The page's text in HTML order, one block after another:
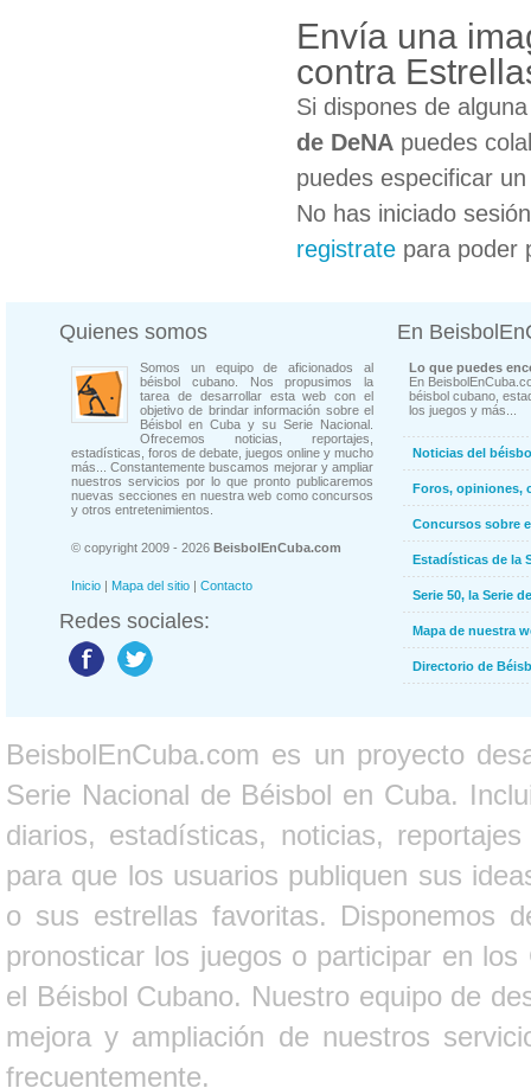
Envía una
contra
Si dispones de
de DeNA puedes
puedes especificar
No has iniciado
registrate para poder
Quienes somos
Somos un equipo de aficionados al
béisbol cubano. Nos propusimos la
tarea de desarrollar esta web con el
objetivo de brindar información sobre el
Béisbol en Cuba y su Serie Nacional.
Ofrecemos noticias, reportajes,
estadísticas, foros de debate, juegos online y mucho
más... Constantemente buscamos mejorar y ampliar
nuestros servicios por lo que pronto publicaremos
nuevas secciones en nuestra web como concursos
y otros entretenimientos.
© copyright 2009 - 2026 BeisbolEnCuba.com
Inicio | Mapa del sitio | Contacto
Redes sociales:
En
Lo que puedes
En
béisbol cubano,
los juegos y más...
Noticias del
Foros, opiniones,
Concursos sobre
Estadísticas de la
Serie 50, la Serie
Mapa de nuestra
Directorio de
BeisbolEnCuba.com es un proyecto
Serie Nacional de Béisbol en Cuba.
diarios, estadísticas, noticias,
para que los usuarios publiquen sus
o sus estrellas favoritas. Disponemos
pronosticar los juegos o participar en
el Béisbol Cubano. Nuestro equipo de
mejora y ampliación de nuestros
frecuentemente.